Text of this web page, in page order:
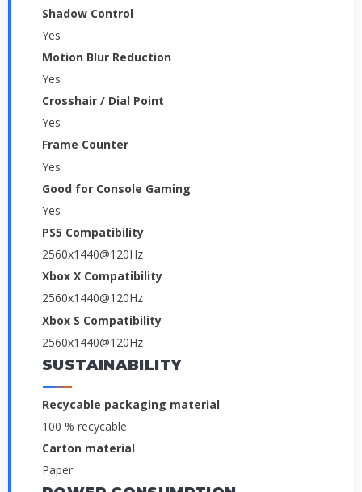
Shadow Control
Yes
Motion Blur Reduction
Yes
Crosshair / Dial Point
Yes
Frame Counter
Yes
Good for Console Gaming
Yes
PS5 Compatibility
2560x1440@120Hz
Xbox X Compatibility
2560x1440@120Hz
Xbox S Compatibility
2560x1440@120Hz
SUSTAINABILITY
Recycable packaging material
100 % recycable
Carton material
Paper